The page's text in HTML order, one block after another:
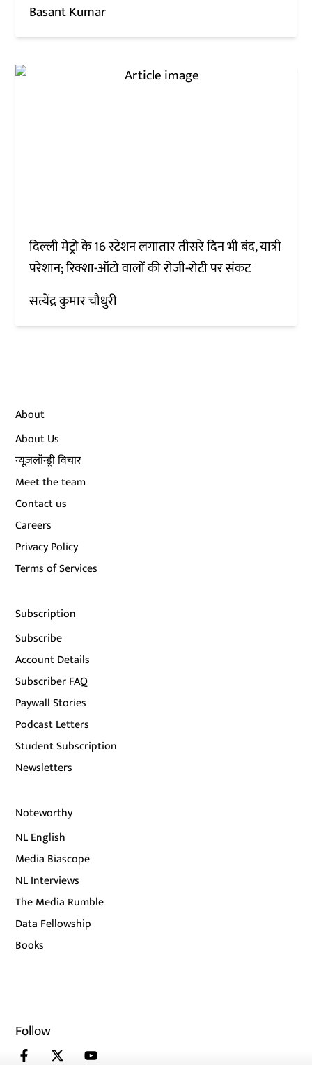
Basant Kumar
दिल्ली मेट्रो के 16 स्टेशन लगातार तीसरे दिन भी बंद, यात्री
परेशान; रिक्शा-ऑटो वालों की रोजी-रोटी पर संकट
सत्येंद्र कुमार चौधुरी
About
About Us
न्यूज़लॉन्ड्री विचार
Meet the team
Contact us
Careers
Privacy Policy
Terms of Services
Subscription
Subscribe
Account Details
Subscriber FAQ
Paywall Stories
Podcast Letters
Student Subscription
Newsletters
Noteworthy
NL English
Media Biascope
NL Interviews
The Media Rumble
Data Fellowship
Books
Follow